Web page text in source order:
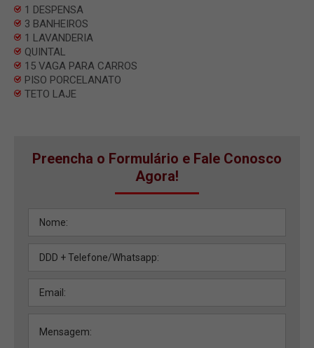
1 DESPENSA
3 BANHEIROS
1 LAVANDERIA
QUINTAL
15 VAGA PARA CARROS
PISO PORCELANATO
TETO LAJE
Preencha o Formulário e Fale Conosco
Agora!